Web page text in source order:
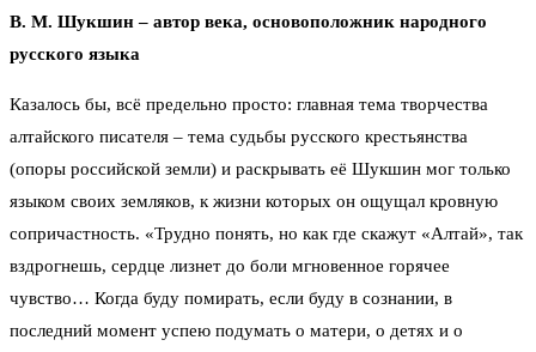
В. М. Шукшин – автор века, основоположник народного
русского языка
Казалось бы, всё предельно просто: главная тема творчества
алтайского писателя – тема судьбы русского крестьянства
(опоры российской земли) и раскрывать её Шукшин мог только
языком своих земляков, к жизни которых он ощущал кровную
сопричастность. «Трудно понять, но как где скажут «Алтай», так
вздрогнешь, сердце лизнет до боли мгновенное горячее
чувство… Когда буду помирать, если буду в сознании, в
последний момент успею подумать о матери, о детях и о